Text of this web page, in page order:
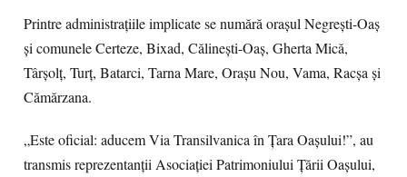
Printre administrațiile implicate se numără orașul Negrești-Oaș
și comunele Certeze, Bixad, Călinești-Oaș, Gherta Mică,
Târșolț, Turț, Batarci, Tarna Mare, Orașu Nou, Vama, Racșa și
Cămărzana.
„Este oficial: aducem Via Transilvanica în Țara Oașului!”, au
transmis reprezentanții Asociației Patrimoniului Țării Oașului,